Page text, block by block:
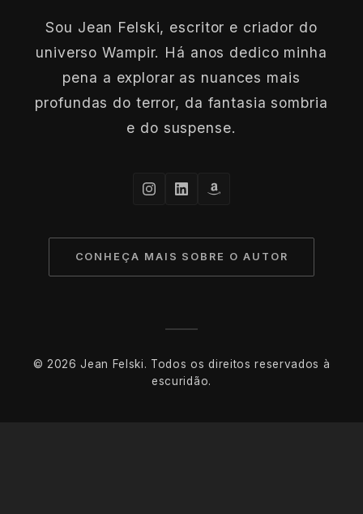
Sou Jean Felski, escritor e criador do
universo Wampir. Há anos dedico minha
pena a explorar as nuances mais
profundas do terror, da fantasia sombria
e do suspense.
CONHEÇA MAIS SOBRE O AUTOR
© 2026 Jean Felski. Todos os direitos reservados à
escuridão.